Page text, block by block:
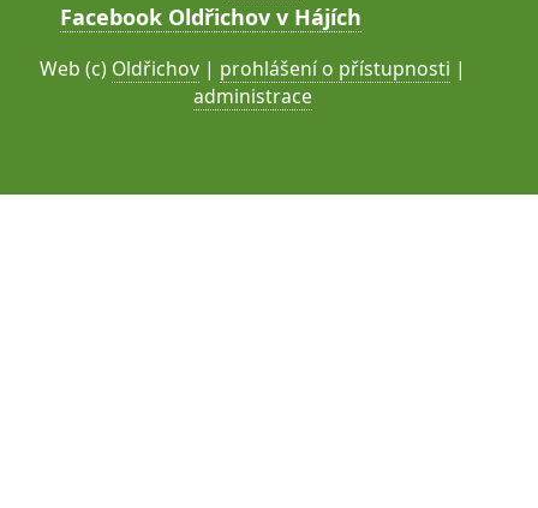
Facebook Oldřichov v Hájích
Web (c) Oldřichov | prohlášení o přístupnosti |
administrace